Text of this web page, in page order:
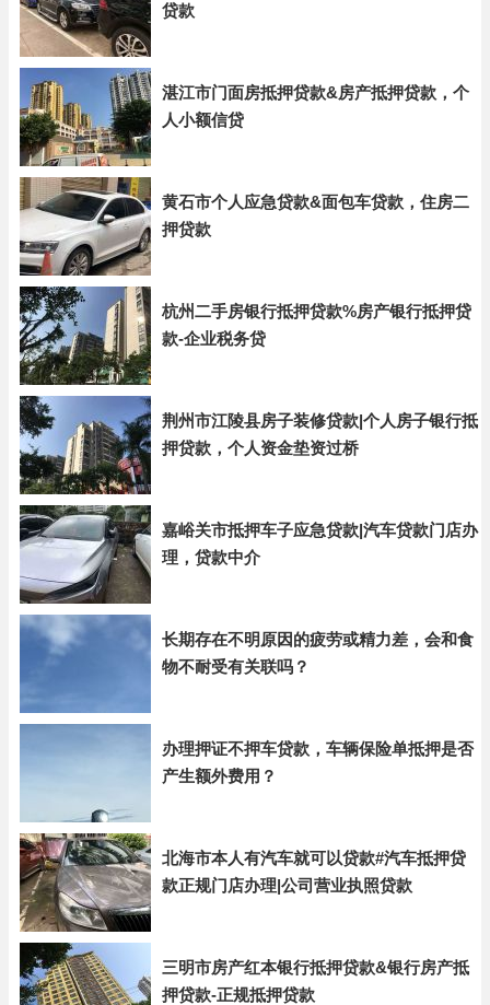
贷款
湛江市门面房抵押贷款&房产抵押贷款，个
人小额信贷
黄石市个人应急贷款&面包车贷款，住房二
押贷款
杭州二手房银行抵押贷款%房产银行抵押贷
款-企业税务贷
荆州市江陵县房子装修贷款|个人房子银行抵
押贷款，个人资金垫资过桥
嘉峪关市抵押车子应急贷款|汽车贷款门店办
理，贷款中介
长期存在不明原因的疲劳或精力差，会和食
物不耐受有关联吗？
办理押证不押车贷款，车辆保险单抵押是否
产生额外费用？
北海市本人有汽车就可以贷款#汽车抵押贷
款正规门店办理|公司营业执照贷款
三明市房产红本银行抵押贷款&银行房产抵
押贷款-正规抵押贷款